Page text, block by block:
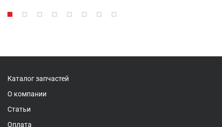
Каталог запчастей
О компании
Статьи
Оплата